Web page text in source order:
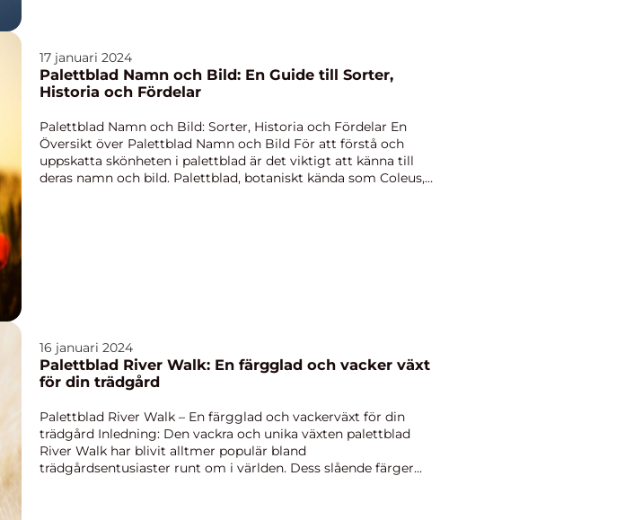
17 januari 2024
Palettblad Namn och Bild: En Guide till Sorter,
Historia och Fördelar
Palettblad Namn och Bild: Sorter, Historia och Fördelar En
Översikt över Palettblad Namn och Bild För att förstå och
uppskatta skönheten i palettblad är det viktigt att känna till
deras namn och bild. Palettblad, botaniskt kända som Coleus,
16 januari 2024
Palettblad River Walk: En färgglad och vacker växt
för din trädgård
Palettblad River Walk – En färgglad och vackerväxt för din
trädgård Inledning: Den vackra och unika växten palettblad
River Walk har blivit alltmer populär bland
trädgårdsentusiaster runt om i världen. Dess slående färger